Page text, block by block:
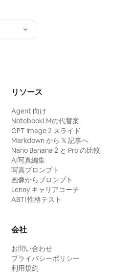
リソース
Agent 向け
NotebookLMの代替案
GPT Image 2 スライド
Markdown から 𝕏 記事へ
Nano Banana 2 と Pro の比較
AI写真編集
写真プロンプト
画像からプロンプト
Lenny キャリアコーチ
ABTI 性格テスト
会社
お問い合わせ
プライバシーポリシー
利用規約